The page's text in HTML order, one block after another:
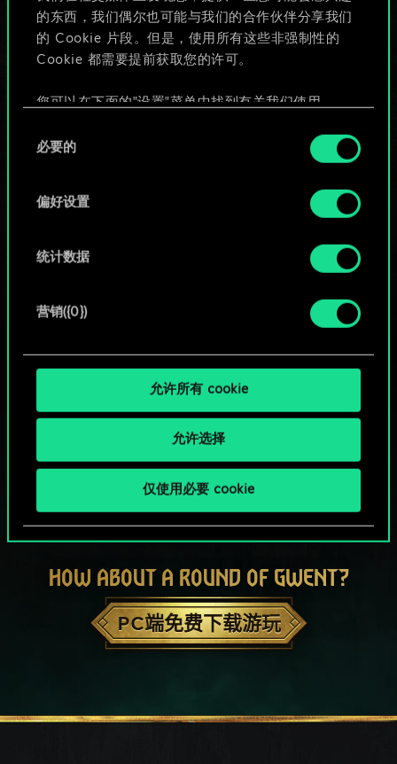
的东西，我们偶尔也可能与我们的合作伙伴分享我们
的 Cookie 片段。但是，使用所有这些非强制性的
Cookie 都需要提前获取您的许可。
您可以在下面的"设置"菜单中找到有关我们使用
好。一旦您了解了其中的内容并准备好继续，请点
必要的
偏好设置
统计数据
营销({0})
允许所有 cookie
允许选择
仅使用必要 cookie
给牌组命名并撰写攻略
HOW ABOUT A ROUND OF GWENT?
PC端免费下载游玩